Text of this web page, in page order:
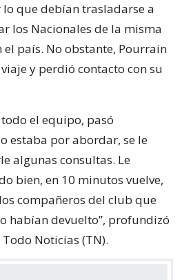
que debían trasladarse a
los Nacionales de la misma
país. No obstante, Pourrain
y perdió contacto con su
el equipo, pasó
estaba por abordar, se le
algunas consultas. Le
bien, en 10 minutos vuelve,
compañeros del club que
habían devuelto”, profundizó
Noticias (TN).